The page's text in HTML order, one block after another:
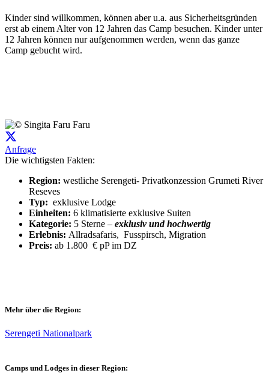
Kinder sind willkommen, können aber u.a. aus Sicherheitsgründen
erst ab einem Alter von 12 Jahren das Camp besuchen. Kinder unter
12 Jahren können nur aufgenommen werden, wenn das ganze
Camp gebucht wird.
Anfrage
Die wichtigsten Fakten:
Region: westliche Serengeti- Privatkonzession Grumeti River
Reseves
Typ: exklusive Lodge
Einheiten: 6 klimatisierte exklusive Suiten
Kategorie: 5 Sterne – exklusiv und hochwertig
Erlebnis: Allradsafaris, Fusspirsch, Migration
Preis: ab 1.800 € pP im DZ
Mehr über die Region:
Serengeti Nationalpark
Camps und Lodges in dieser Region: